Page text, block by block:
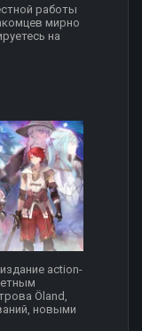
работы
мирно
на
action-
Öland,
новыми